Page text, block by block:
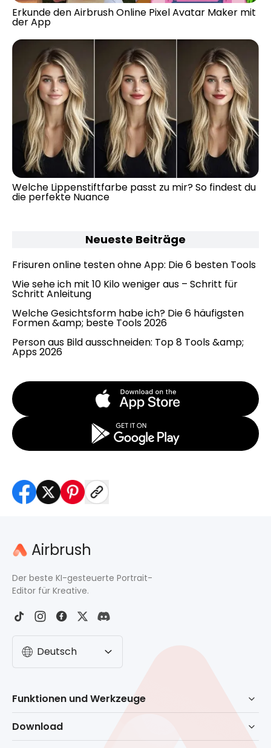
Erkunde den Airbrush Online Pixel Avatar Maker mit
der App
Welche Lippenstiftfarbe passt zu mir? So findest du
die perfekte Nuance
Neueste Beiträge
Frisuren online testen ohne App: Die 6 besten Tools
Wie sehe ich mit 10 Kilo weniger aus – Schritt für
Schritt Anleitung
Welche Gesichtsform habe ich? Die 6 häufigsten
Formen &amp; beste Tools 2026
Person aus Bild ausschneiden: Top 8 Tools &amp;
Apps 2026
Airbrush
Der beste KI-gesteuerte Portrait-
Editor für Kreative.
Deutsch
Funktionen und Werkzeuge
Radierer
Download